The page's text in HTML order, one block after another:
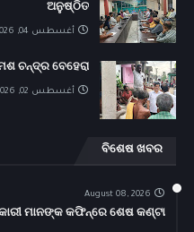
ଅନୁଷ୍ଠିତ
أغسطس 04, 2026
ଚନ୍ଦ୍ର ବେହେରା
أغسطس 02, 2026
ବିଶେଷ ଖବର
August 08, 2026
ମାନଙ୍କ କଫିନ୍‌ରେ ଶେଷ କଣ୍ଟା